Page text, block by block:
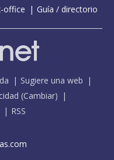
office Guía / directorio
Sugiere una web
(Cambiar)
RSS